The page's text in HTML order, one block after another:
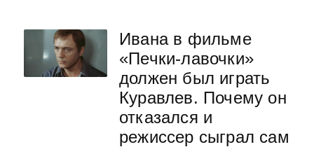
Ивана в фильме
«Печки-лавочки»
должен был играть
Куравлев. Почему он
отказался и
режиссер сыграл сам